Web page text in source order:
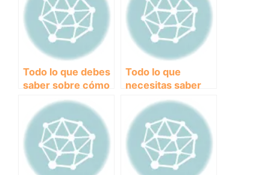
Todo lo que debes
saber sobre cómo
cuidar a un perro
con enfermedad
Todo lo que
necesitas saber
sobre las pastillas
para parásitos
internos en
perros: cómo
funcionan y
cuándo utilizarlas.